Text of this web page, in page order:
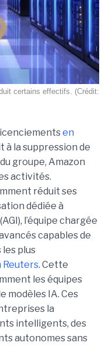
certains effectifs. (Crédit:
en
à la suppression de
groupe, Amazon
activités.
réduit ses
dédiée à
l’équipe chargée
capables de
plus
Reuters. Cette
les équipes
modèles IA. Ces
la
intelligents, des
autonomes sans